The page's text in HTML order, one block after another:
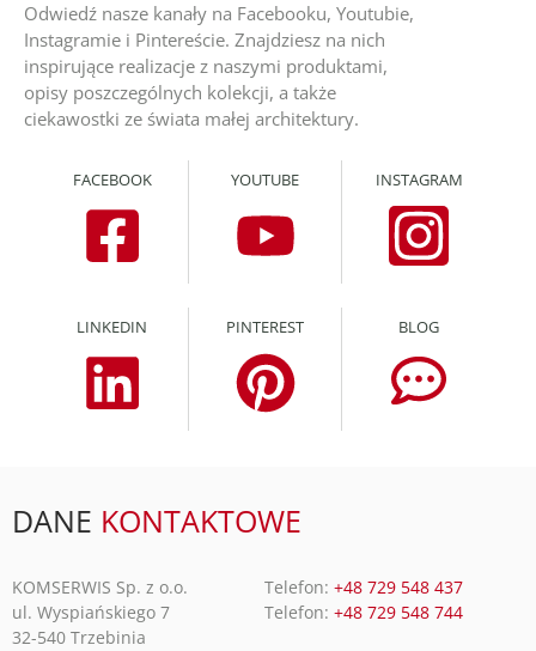
Odwiedź nasze kanały na Facebooku, Youtubie,
Instagramie i Pintereście. Znajdziesz na nich
inspirujące realizacje z naszymi produktami,
opisy poszczególnych kolekcji, a także
ciekawostki ze świata małej architektury.
FACEBOOK YOUTUBE INSTAGRAM
LINKEDIN PINTEREST BLOG
DANE KONTAKTOWE
KOMSERWIS Sp. z o.o.
ul. Wyspiańskiego 7
32-540 Trzebinia
Telefon: +48 729 548 437
Telefon: +48 729 548 744